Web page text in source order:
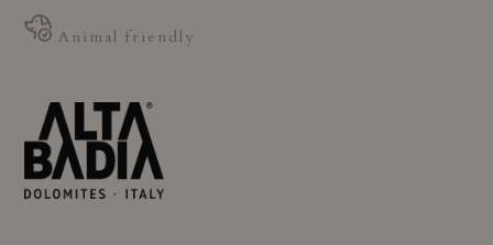
Animal friendly